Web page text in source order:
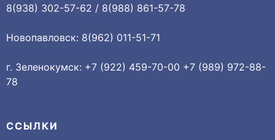
8(938) 302-57-62 / 8(988) 861-57-78
Новопавловск: 8(962) 011-51-71
г. Зеленокумск: +7 (922) 459-70-00 +7 (989) 972-88-
78
ССЫЛКИ